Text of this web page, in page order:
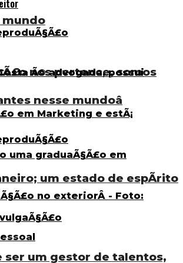
nÃ£o nos pertence, somos
nesse mundoâ
um estado de espÃ­rito
ser um gestor de talentos,
mundo